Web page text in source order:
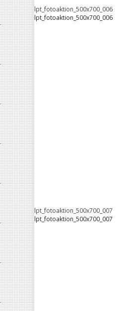
lpt_fotoaktion_500x700_006
lpt_fotoaktion_500x700_006
lpt_fotoaktion_500x700_007
lpt_fotoaktion_500x700_007